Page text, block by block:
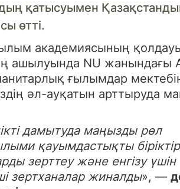
қатысуымен
өтті.
академиясының
ашылуында NU жанындағы
ғылымдар
әл-ауқатын арттыруда
дамытуда маңызды рөл
қауымдастықты
зерттеу және енгізу үшін
зертханалар жиналды», —